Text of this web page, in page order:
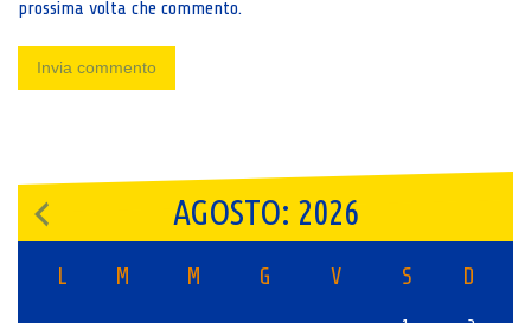
prossima volta che commento.
AGOSTO: 2026
L M M G V S D